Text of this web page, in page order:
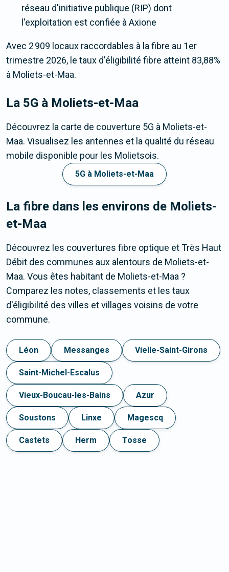
réseau d'initiative publique (RIP) dont
l'exploitation est confiée à Axione
Avec 2 909 locaux raccordables à la fibre au 1er
trimestre 2026, le taux d'éligibilité fibre atteint 83,88%
à Moliets-et-Maa.
La 5G à Moliets-et-Maa
Découvrez la carte de couverture 5G à Moliets-et-
Maa. Visualisez les antennes et la qualité du réseau
mobile disponible pour les Molietsois.
5G à Moliets-et-Maa
La fibre dans les environs de Moliets-
et-Maa
Découvrez les couvertures fibre optique et Très Haut
Débit des communes aux alentours de Moliets-et-
Maa. Vous êtes habitant de Moliets-et-Maa ?
Comparez les notes, classements et les taux
d'éligibilité des villes et villages voisins de votre
commune.
Léon Messanges Vielle-Saint-Girons
Saint-Michel-Escalus
Vieux-Boucau-les-Bains Azur
Soustons Linxe Magescq
Castets Herm Tosse